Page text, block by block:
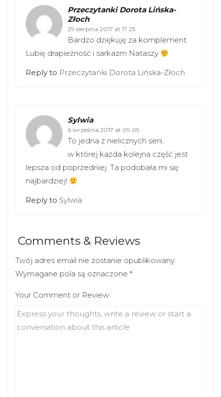
Przeczytanki Dorota Lińska-
Złoch
29 sierpnia 2017 at 17:25
Bardzo dziękuję za komplement.
Lubię drapieżność i sarkazm Nataszy
Reply to Przeczytanki Dorota Lińska-Złoch
Sylwia
6 września 2017 at 09:05
To jedna z nielicznych serii,
w której każda kolejna część jest
lepsza od poprzedniej. Ta podobała mi się
najbardziej!
Reply to Sylwia
Comments & Reviews
Twój adres email nie zostanie opublikowany.
Wymagane pola są oznaczone *
Your Comment or Review: